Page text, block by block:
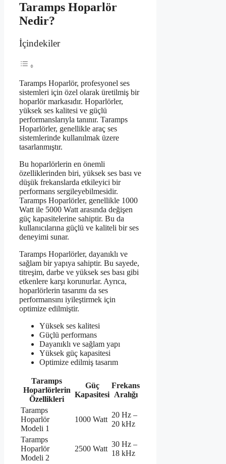
Taramps Hoparlör
Nedir?
İçindekiler
Taramps Hoparlör, profesyonel ses
sistemleri için özel olarak üretilmiş bir
hoparlör markasıdır. Hoparlörler,
yüksek ses kalitesi ve güçlü
performanslarıyla tanınır. Taramps
Hoparlörler, genellikle araç ses
sistemlerinde kullanılmak üzere
tasarlanmıştır.
Bu hoparlörlerin en önemli
özelliklerinden biri, yüksek ses bası ve
düşük frekanslarda etkileyici bir
performans sergileyebilmesidir.
Taramps Hoparlörler, genellikle 1000
Watt ile 5000 Watt arasında değişen
güç kapasitelerine sahiptir. Bu da
kullanıcılarına güçlü ve kaliteli bir ses
deneyimi sunar.
Taramps Hoparlörler, dayanıklı ve
sağlam bir yapıya sahiptir. Bu sayede,
titreşim, darbe ve yüksek ses bası gibi
etkenlere karşı korunurlar. Ayrıca,
hoparlörlerin tasarımı da ses
performansını iyileştirmek için
optimize edilmiştir.
Yüksek ses kalitesi
Güçlü performans
Dayanıklı ve sağlam yapı
Yüksek güç kapasitesi
Optimize edilmiş tasarım
Taramps
Hoparlörlerin
Özellikleri
Güç
Kapasitesi
Frekans
Aralığı
Taramps
Hoparlör
Modeli 1
1000 Watt
20 Hz –
20 kHz
Taramps
Hoparlör
Modeli 2
2500 Watt
30 Hz –
18 kHz